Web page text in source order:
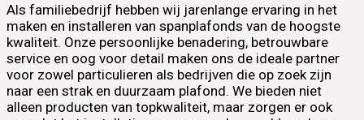
Als familiebedrijf hebben wij jarenlange ervaring in het
maken en installeren van spanplafonds van de hoogste
kwaliteit. Onze persoonlijke benadering, betrouwbare
service en oog voor detail maken ons de ideale partner
voor zowel particulieren als bedrijven die op zoek zijn
naar een strak en duurzaam plafond. We bieden niet
alleen producten van topkwaliteit, maar zorgen er ook